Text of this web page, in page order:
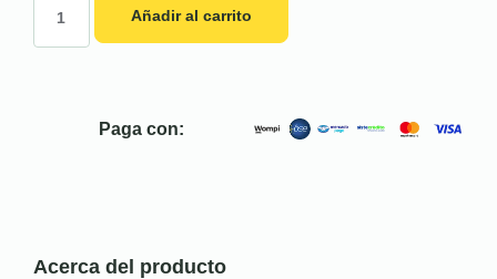
Añadir al carrito
Paga con:
Acerca del producto